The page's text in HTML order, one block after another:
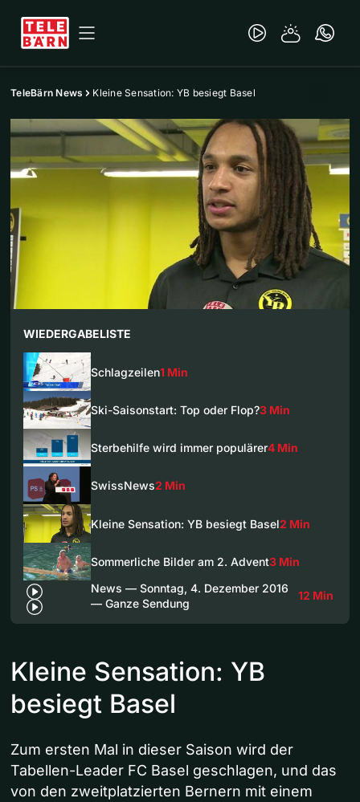
TeleBärn News Kleine Sensation: YB besiegt Basel
WIEDERGABELISTE
Schlagzeilen1 Min
Ski-Saisonstart: Top oder Flop?3 Min
Sterbehilfe wird immer populärer4 Min
SwissNews2 Min
Kleine Sensation: YB besiegt Basel2 Min
Sommerliche Bilder am 2. Advent3 Min
News — Sonntag, 4. Dezember 2016
— Ganze Sendung
12 Min
Kleine Sensation: YB
besiegt Basel
Zum ersten Mal in dieser Saison wird der
Tabellen-Leader FC Basel geschlagen, und das
von den zweitplatzierten Bernern mit einem